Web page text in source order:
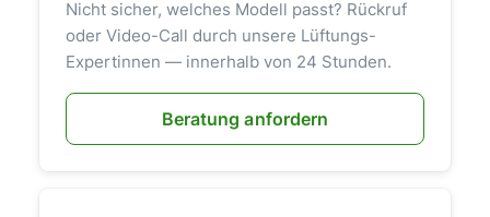
Nicht sicher, welches Modell passt? Rückruf
oder Video-Call durch unsere Lüftungs-
Expertinnen — innerhalb von 24 Stunden.
Beratung anfordern